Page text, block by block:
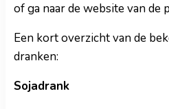
of ga naar de website van de
Een kort overzicht van de
dranken:
Sojadrank